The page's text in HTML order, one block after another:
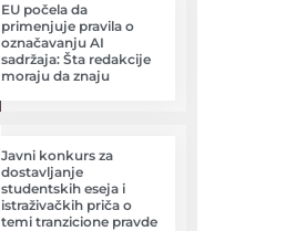
EU počela da
primenjuje pravila o
označavanju AI
sadržaja: Šta redakcije
moraju da znaju
Javni konkurs za
dostavljanje
studentskih eseja i
istraživačkih priča o
temi tranzicione pravde